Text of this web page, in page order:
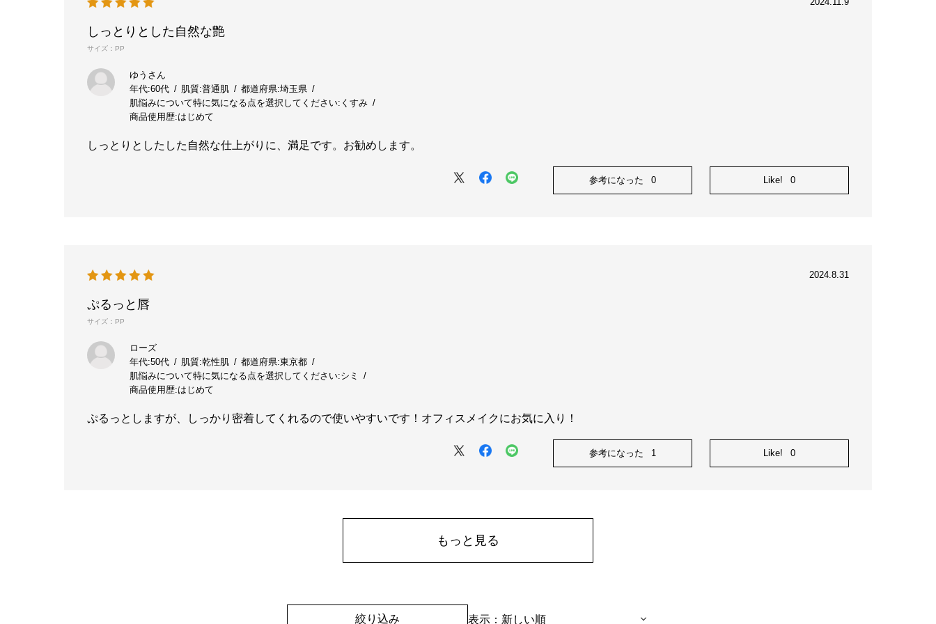
しっとりとした自然な艶
サイズ：PP
ゆうさん
年代:60代 肌質:普通肌 都道府県:埼玉県
肌悩みについて特に気になる点を選択してください: くすみ
商品使用歴:はじめて
しっとりとしたした自然な仕上がりに、満足です。お勧めします。
参考になった 0 Like! 0
2024.8.31
ぷるっと唇
サイズ：PP
ローズ
年代:50代 肌質:乾性肌 都道府県:東京都
肌悩みについて特に気になる点を選択してください:シミ
商品使用歴:はじめて
ぷるっとしますが、しっかり密着してくれるので使いやすいです！オフィスメイクにお気に入り！
参考になった 1 Like! 0
もっと見る
絞り込み 表示：新しい順